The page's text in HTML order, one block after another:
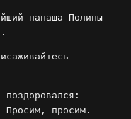
папаша Полины
поздоровался:
Просим, просим.